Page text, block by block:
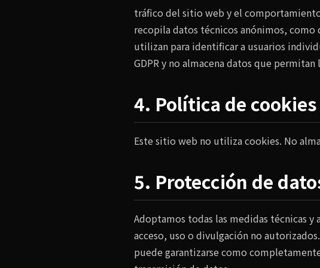
tráfico del sitio web y el
recopila datos técnicos anónimos, como
utilizan para identificar a usuarios
GDPR y no almacena datos que
4. Política de cookies
Este sitio web no utiliza cookies. No
5. Protección de
Adoptamos todas las medidas técnicas
acceso, uso o divulgación no
puede garantizarse como